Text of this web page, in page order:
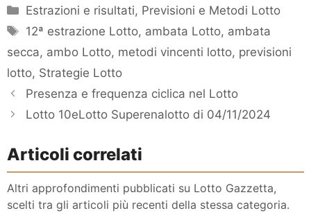
Categorie
Estrazioni e risultati, Previsioni e Metodi Lotto
Tag
12ª estrazione Lotto, ambata Lotto, ambata
secca, ambo Lotto, metodi vincenti lotto, previsioni
lotto, Strategie Lotto
Presenza e frequenza ciclica nel Lotto
Lotto 10eLotto Superenalotto di 04/11/2024
Articoli correlati
Altri approfondimenti pubblicati su Lotto Gazzetta,
scelti tra gli articoli più recenti della stessa categoria.